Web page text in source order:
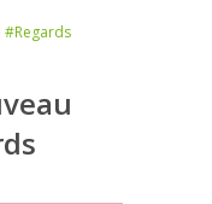
#Regards